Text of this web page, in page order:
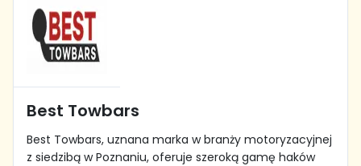
Best Towbars
Best Towbars, uznana marka w branży motoryzacyjnej
z siedzibą w Poznaniu, oferuje szeroką gamę haków